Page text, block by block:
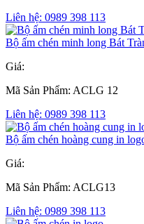
Liên hệ: 0989 398 113
Bộ ấm chén minh long Bát
Giá:
Mã Sản Phẩm: ACLG 12
Liên hệ: 0989 398 113
Bộ ấm chén hoàng cung in
Giá:
Mã Sản Phẩm: ACLG13
Liên hệ: 0989 398 113